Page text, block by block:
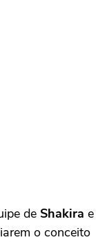
de Shakira e
o conceito